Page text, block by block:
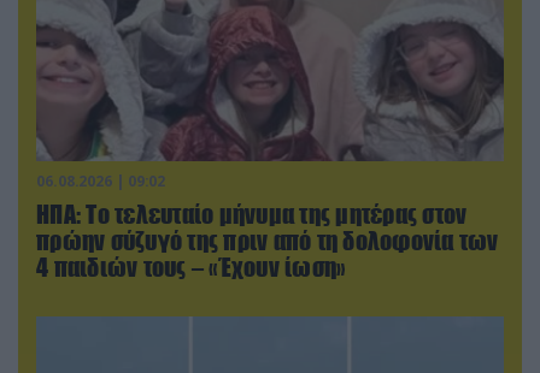
06.08.2026 | 09:02
ΗΠΑ: Το τελευταίο μήνυμα της μητέρας στον
πρώην σύζυγό της πριν από τη δολοφονία των
4 παιδιών τους – «Έχουν ίωση»